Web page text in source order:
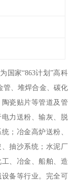
国家“863计划”高科
管、堆焊合金、碳化
瓷贴片等管道及管
力送粉、输灰、脱
；冶金高炉送粉、
抽沙系统；水泥厂
、冶金、船舶、造
备等行业。完全可